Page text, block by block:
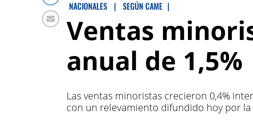
NACIONALES | SEGÚN CAME |
Ventas
anual de 1,5%
Las ventas minoristas crecieron 0,4%
con un relevamiento difundido hoy por la